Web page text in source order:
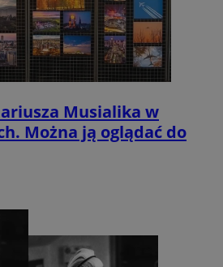
Musialika w
Można ją oglądać do